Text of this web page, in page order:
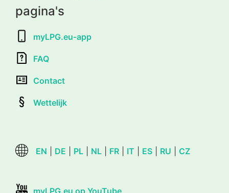
pagina's
myLPG.eu-app
FAQ
Contact
Wettelijk
EN DE PL NL FR IT ES RU CZ